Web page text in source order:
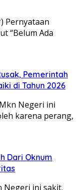
Pernyataan
“Belum Ada
Pemerintah
di Tahun 2026
Negeri ini
karena perang,
Dari Oknum
Negeri ini sakit.